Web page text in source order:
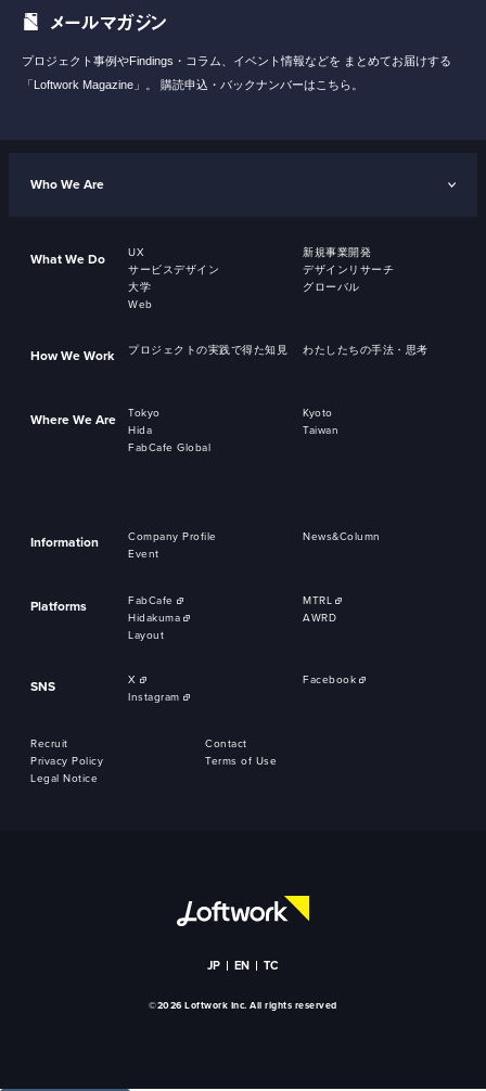
メールマガジン
プロジェクト事例やFindings・コラム、イベント情報などを まとめてお届けする
「Loftwork Magazine」。
購読申込・バックナンバーはこちら。
Who We Are
What We Do UX
新規事業開発
サービスデザイン
デザインリサーチ
大学
グローバル
Web
How We Work プロジェクトの実践で得た知見 わたしたちの手法・思考
Where We Are Tokyo
Kyoto
Hida
Taiwan
FabCafe Global
Information Company Profile
News&Column
Event
Platforms FabCafe
MTRL
Hidakuma
AWRD
Layout
SNS X
Facebook
Instagram
Recruit
Contact
Privacy Policy
Terms of Use
Legal Notice
JP EN TC
©2026 Loftwork Inc. All rights reserved